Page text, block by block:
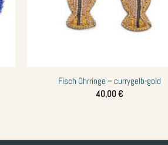
Fisch Ohrringe – currygelb-gold
40,00€